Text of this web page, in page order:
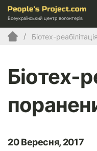
Всеукраїнський центр волонтерів
Біотех-
Біотех-
20 Вересня, 2017